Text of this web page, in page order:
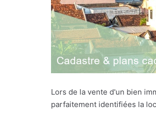
Lors de la vente d'un bien
parfaitement identifiées la